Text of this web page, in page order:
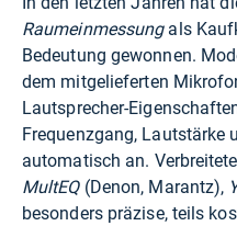
Raumeinmessungals
Bedeutung gewonnen.
dem mitgelieferten
Lautsprecher-
Frequenzgang, Lautstärke
automatisch an.
MultEQ(Denon, Marantz),
besonders präzise, teils